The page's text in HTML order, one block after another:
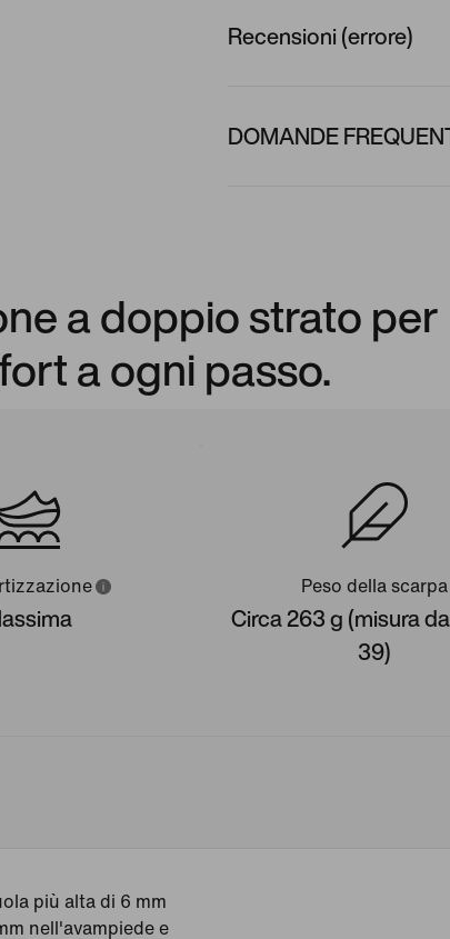
Recensioni (errore)
DOMANDE
a doppio strato per
a ogni passo.
Peso della scarpa
Circa 263 g (misura
39)
più alta di 6 mm
nell'avampiede e